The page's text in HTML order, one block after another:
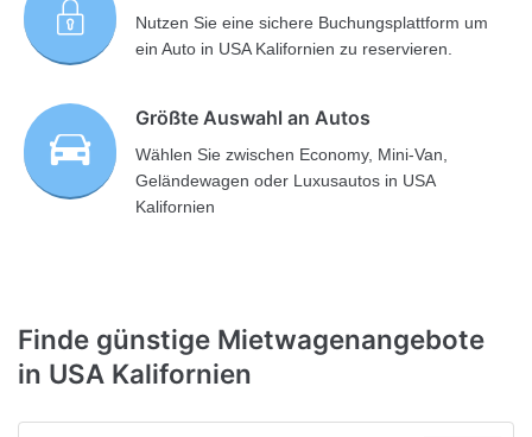
Nutzen Sie eine sichere Buchungsplattform um
ein Auto in USA Kalifornien zu reservieren.
Größte Auswahl an Autos
Wählen Sie zwischen Economy, Mini-Van,
Geländewagen oder Luxusautos in USA
Kalifornien
Finde günstige Mietwagenangebote
in USA Kalifornien